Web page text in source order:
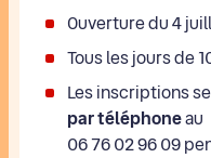
Ouverture du 4
Tous les jours de
Les inscriptions
par téléphoneau
06 76 02 96 09